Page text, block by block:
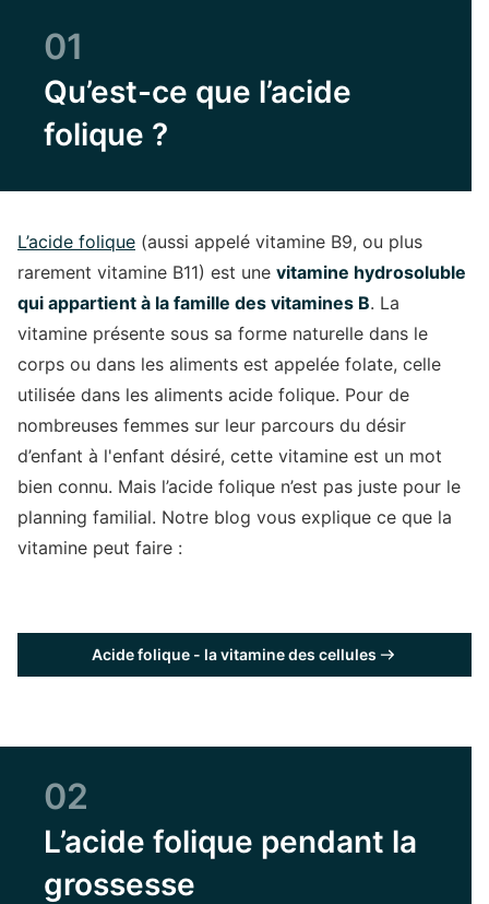
01
Qu’est-ce que l’acide
folique ?
L’acide folique (aussi appelé vitamine B9, ou plus
rarement vitamine B11) est une vitamine hydrosoluble
qui appartient à la famille des vitamines B. La
vitamine présente sous sa forme naturelle dans le
corps ou dans les aliments est appelée folate, celle
utilisée dans les aliments acide folique. Pour de
nombreuses femmes sur leur parcours du désir
d’enfant à l'enfant désiré, cette vitamine est un mot
bien connu. Mais l’acide folique n’est pas juste pour le
planning familial. Notre blog vous explique ce que la
vitamine peut faire :
Acide folique - la vitamine des cellules
02
L’acide folique pendant la
grossesse